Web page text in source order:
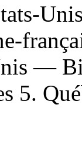
—
5.